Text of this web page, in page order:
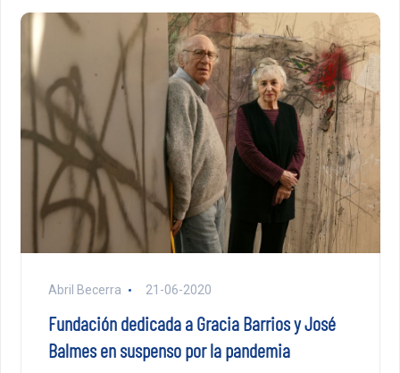
Abril Becerra 21-06-2020
Fundación dedicada a Gracia Barrios y José
Balmes en suspenso por la pandemia